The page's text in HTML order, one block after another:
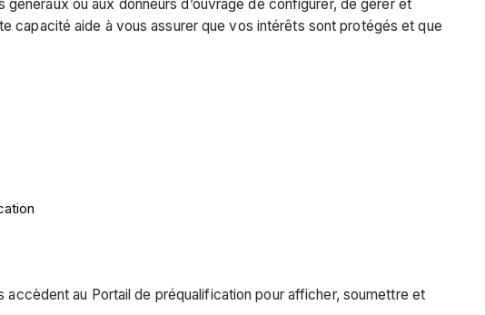
ou aux donneurs d’ouvrage de configurer, de gérer et
capacité aide à vous assurer que vos intérêts sont protégés et que
au Portail de préqualification pour afficher, soumettre et